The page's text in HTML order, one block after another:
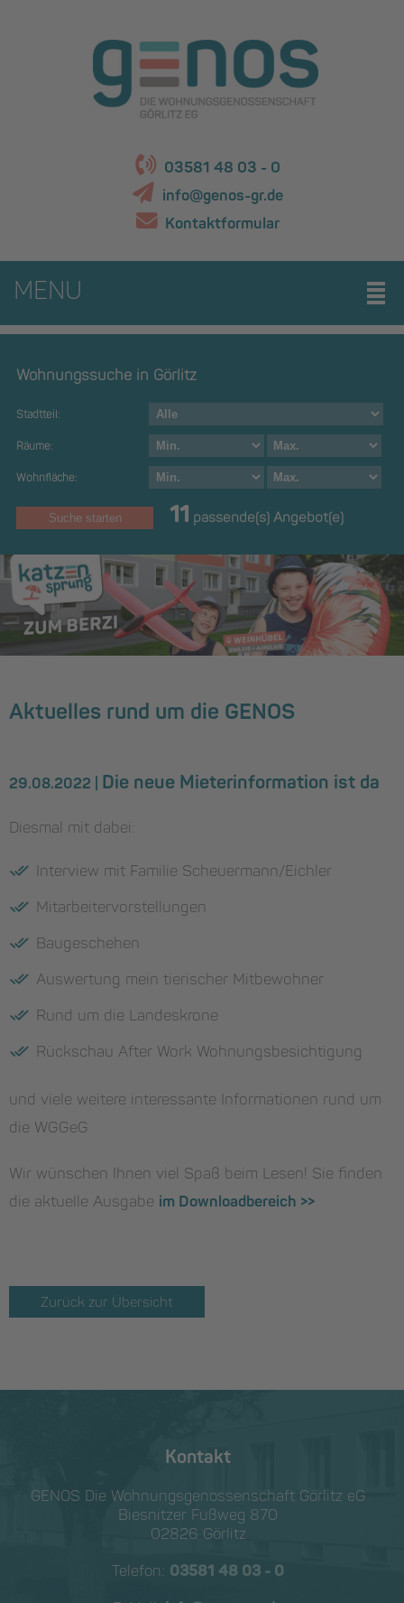
03581 48 03 - 0
info@genos-gr.de
Kontaktformular
MENU
Wohnungssuche in Görlitz
Stadtteil:
Räume:
Wohnfläche:
11 passende(s) Angebot(e)
Aktuelles rund um die GENOS
29.08.2022 | Die neue Mieterinformation ist da
Diesmal mit dabei:
Interview mit Familie Scheuermann/Eichler
Mitarbeitervorstellungen
Baugeschehen
Auswertung mein tierischer Mitbewohner
Rund um die Landeskrone
Rückschau After Work Wohnungsbesichtigung
und viele weitere interessante Informationen rund um
die WGGeG
Wir wünschen Ihnen viel Spaß beim Lesen! Sie finden
die aktuelle Ausgabe im Downloadbereich >>
Zurück zur Übersicht
Kontakt
GENOS Die Wohnungs­genossen­schaft Görlitz eG
Biesnitzer Fußweg 870
02826 Görlitz
Telefon: 03581 48 03 - 0